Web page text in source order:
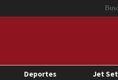
Deportes Jet Set